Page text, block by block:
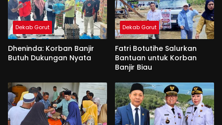
Dekab Gorut
Dheninda: Korban Banjir
Butuh Dukungan Nyata
Dekab Gorut
Fatri Botutihe Salurkan
Bantuan untuk Korban
Banjir Biau